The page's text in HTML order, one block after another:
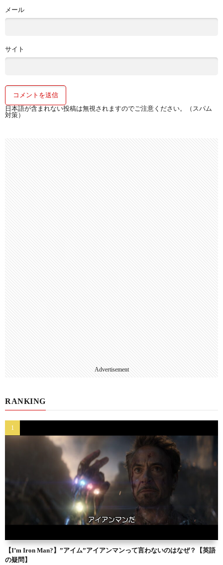
メール
サイト
日本語が含まれない投稿は無視されますのでご注意ください。（スパム
対策）
Advertisement
RANKING
【I’m Iron Man?】”アイム”アイアンマンって言わないのはなぜ？【英語
の疑問】